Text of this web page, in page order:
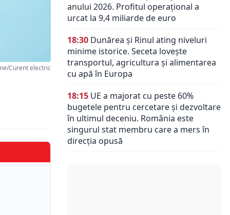
Curent electric
anului 2026. Profitul operațional a
urcat la 9,4 miliarde de euro
18:30 Dunărea și Rinul ating niveluri
minime istorice. Seceta lovește
transportul, agricultura și alimentarea
cu apă în Europa
18:15 UE a majorat cu peste 60%
bugetele pentru cercetare și dezvoltare
în ultimul deceniu. România este
singurul stat membru care a mers în
direcția opusă